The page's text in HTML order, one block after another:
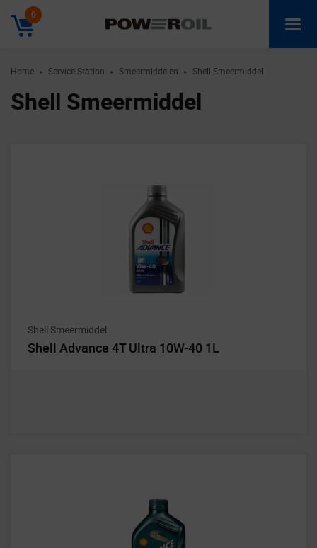
0
Home ► Service Station ► Smeermiddelen ► Shell Smeermiddel
Shell Smeermiddel
Shell Smeermiddel
Shell Advance 4T Ultra 10W-40 1L